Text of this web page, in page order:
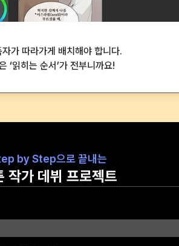
가 따라가게 배치해야 합니다.
‘읽히는 순서’가 전부니까요!
by Step으로 끝내는
작가 데뷔 프로젝트